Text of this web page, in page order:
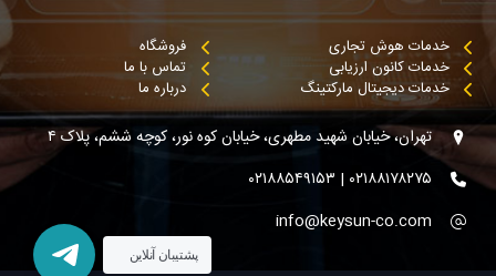
خدمات هوش تجاری
خدمات کانون ارزیابی
خدمات دیجیتال مارکتینگ
فروشگاه
تماس با ما
درباره ما
تهران، خیابان شهید مطهری، خیابان کوه نور، کوچه ششم، پلاک ۴
۰۲۱۸۸۱۷۸۲۷۵ | ۰۲۱۸۸۵۴۹۱۵۳
info@keysun-co.com
پشتیبان آنلاین